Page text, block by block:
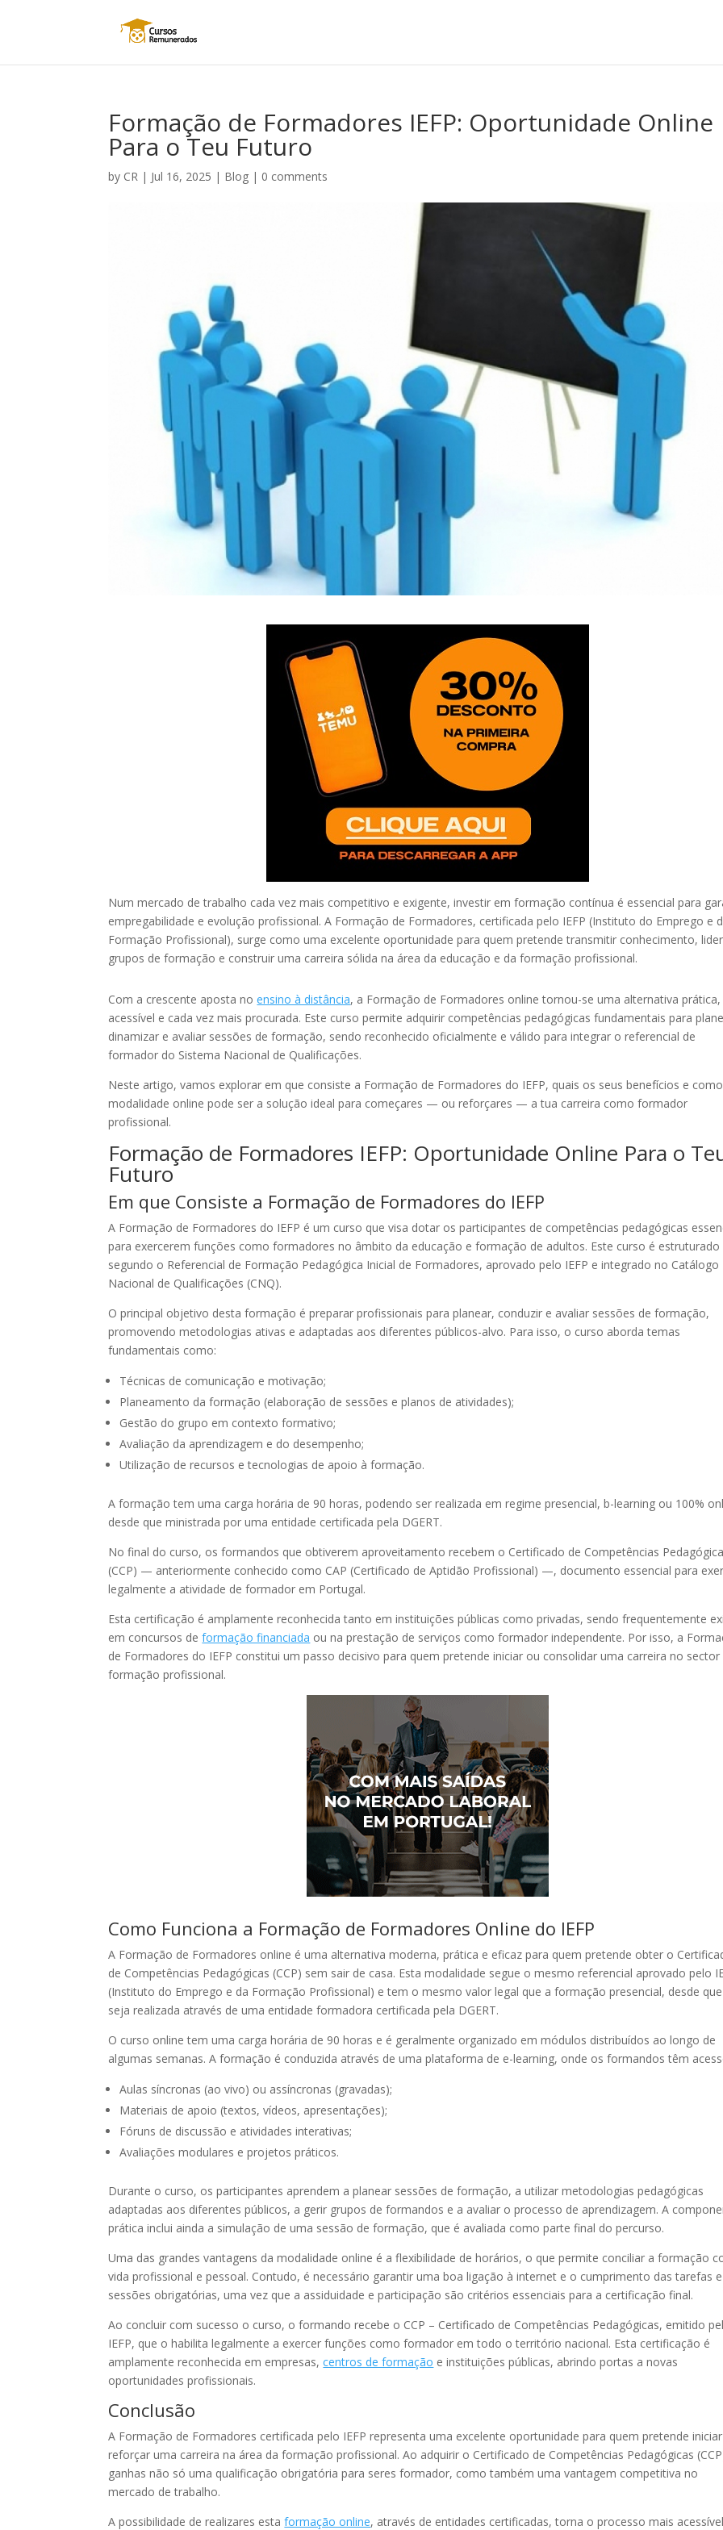
Formação de Formadores IEFP: Oportunidade Online
Para o Teu Futuro
by CR | Jul 16, 2025 | Blog | 0 comments
Num mercado de trabalho cada vez mais competitivo e exigente, investir em formação contínua é essencial para
empregabilidade e evolução profissional. A Formação de Formadores, certificada pelo IEFP (Instituto do Emprego e
Formação Profissional), surge como uma excelente oportunidade para quem pretende transmitir conhecimento,
grupos de formação e construir uma carreira sólida na área da educação e da formação profissional.
Com a crescente aposta noensino à distância, a Formação de Formadores online tornou-se uma alternativa prática,
acessível e cada vez mais procurada. Este curso permite adquirir competências pedagógicas fundamentais para
dinamizar e avaliar sessões de formação, sendo reconhecido oficialmente e válido para integrar o referencial de
formador do Sistema Nacional de Qualificações.
Neste artigo, vamos explorar em que consiste a Formação de Formadores do IEFP, quais os seus benefícios e
modalidade online pode ser a solução ideal para começares — ou reforçares — a tua carreira como formador
profissional.
Formação de Formadores IEFP: Oportunidade Online Para o
Futuro
Em que Consiste a Formação de Formadores do IEFP
A Formação de Formadores do IEFP é um curso que visa dotar os participantes de competências pedagógicas
para exercerem funções como formadores no âmbito da educação e formação de adultos. Este curso é estruturado
segundo o Referencial de Formação Pedagógica Inicial de Formadores, aprovado pelo IEFP e integrado no Catálogo
Nacional de Qualificações (CNQ).
O principal objetivo desta formação é preparar profissionais para planear, conduzir e avaliar sessões de formação,
promovendo metodologias ativas e adaptadas aos diferentes públicos-alvo. Para isso, o curso aborda temas
fundamentais como:
Técnicas de comunicação e motivação;
Planeamento da formação (elaboração de sessões e planos de atividades);
Gestão do grupo em contexto formativo;
Avaliação da aprendizagem e do desempenho;
Utilização de recursos e tecnologias de apoio à formação.
A formação tem uma carga horária de 90 horas, podendo ser realizada em regime presencial, b-learning ou 100%
desde que ministrada por uma entidade certificada pela DGERT.
No final do curso, os formandos que obtiverem aproveitamento recebem o Certificado de Competências
(CCP) — anteriormente conhecido como CAP (Certificado de Aptidão Profissional) —, documento essencial para
legalmente a atividade de formador em Portugal.
Esta certificação é amplamente reconhecida tanto em instituições públicas como privadas, sendo frequentemente
em concursos deformação financiada ou na prestação de serviços como formador independente. Por isso, a
de Formadores do IEFP constitui um passo decisivo para quem pretende iniciar ou consolidar uma carreira no sector
formação profissional.
Como Funciona a Formação de Formadores Online do IEFP
A Formação de Formadores online é uma alternativa moderna, prática e eficaz para quem pretende obter o
de Competências Pedagógicas (CCP) sem sair de casa. Esta modalidade segue o mesmo referencial aprovado pelo
(Instituto do Emprego e da Formação Profissional) e tem o mesmo valor legal que a formação presencial, desde que
seja realizada através de uma entidade formadora certificada pela DGERT.
O curso online tem uma carga horária de 90 horas e é geralmente organizado em módulos distribuídos ao longo de
algumas semanas. A formação é conduzida através de uma plataforma de e-learning, onde os formandos têm
Aulas síncronas (ao vivo) ou assíncronas (gravadas);
Materiais de apoio (textos, vídeos, apresentações);
Fóruns de discussão e atividades interativas;
Avaliações modulares e projetos práticos.
Durante o curso, os participantes aprendem a planear sessões de formação, a utilizar metodologias pedagógicas
adaptadas aos diferentes públicos, a gerir grupos de formandos e a avaliar o processo de aprendizagem. A
prática inclui ainda a simulação de uma sessão de formação, que é avaliada como parte final do percurso.
Uma das grandes vantagens da modalidade online é a flexibilidade de horários, o que permite conciliar a formação
vida profissional e pessoal. Contudo, é necessário garantir uma boa ligação à internet e o cumprimento das tarefas e
sessões obrigatórias, uma vez que a assiduidade e participação são critérios essenciais para a certificação final.
Ao concluir com sucesso o curso, o formando recebe o CCP – Certificado de Competências Pedagógicas, emitido
IEFP, que o habilita legalmente a exercer funções como formador em todo o território nacional. Esta certificação é
amplamente reconhecida em empresas,centros de formação e instituições públicas, abrindo portas a novas
oportunidades profissionais.
Conclusão
A Formação de Formadores certificada pelo IEFP representa uma excelente oportunidade para quem pretende
reforçar uma carreira na área da formação profissional. Ao adquirir o Certificado de Competências Pedagógicas
ganhas não só uma qualificação obrigatória para seres formador, como também uma vantagem competitiva no
mercado de trabalho.
A possibilidade de realizares estaformação online, através de entidades certificadas, torna o processo mais